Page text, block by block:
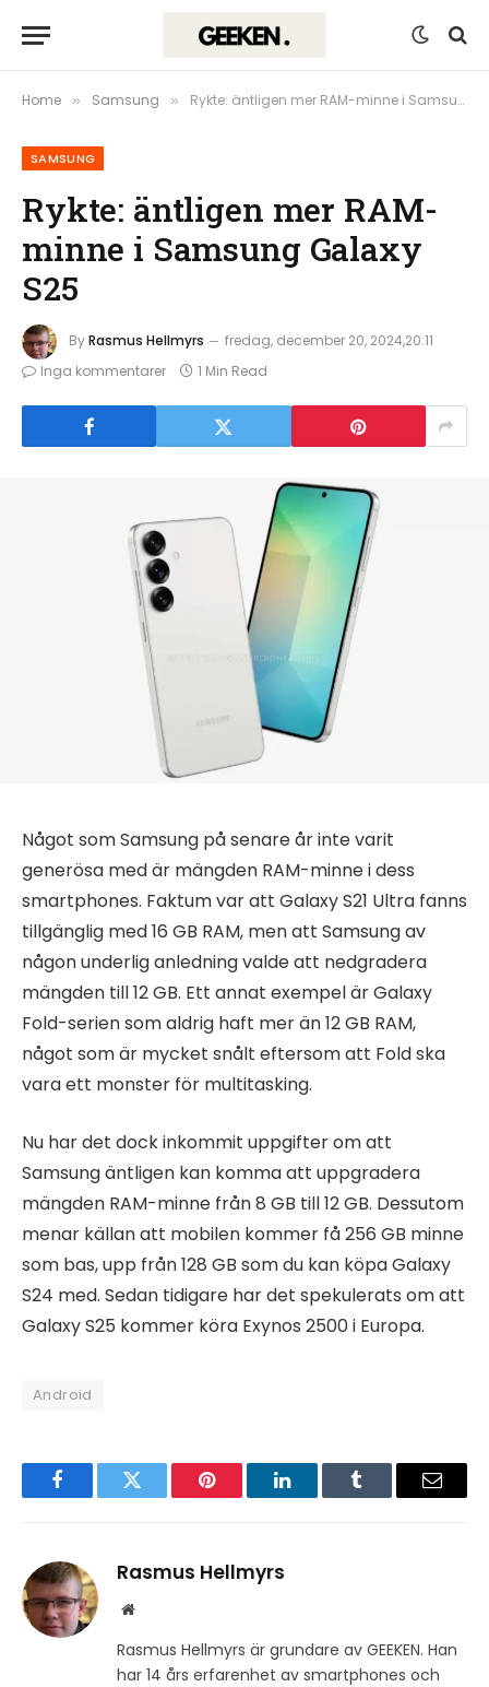
Home » Samsung » Rykte: äntligen mer RAM-minne i Samsung Galaxy S25
SAMSUNG
Rykte: äntligen mer RAM-
minne i Samsung Galaxy
S25
ByRasmus Hellmyrs
fredag, december 20, 2024,20:11
Inga kommentarer
1 Min Read
Något som Samsung på senare år inte varit
generösa med är mängden RAM-minne i dess
smartphones. Faktum var att Galaxy S21 Ultra fanns
tillgänglig med 16 GB RAM, men att Samsung av
någon underlig anledning valde att nedgradera
mängden till 12 GB. Ett annat exempel är Galaxy
Fold-serien som aldrig haft mer än 12 GB RAM,
något som är mycket snålt eftersom att Fold ska
vara ett monster för multitasking.
Nu har det dock inkommit uppgifter om att
Samsung äntligen kan komma att uppgradera
mängden RAM-minne från 8 GB till 12 GB. Dessutom
menar källan att mobilen kommer få 256 GB minne
som bas, upp från 128 GB som du kan köpa Galaxy
S24 med. Sedan tidigare har det spekulerats om att
Galaxy S25 kommer köra Exynos 2500 i Europa.
Android
FacebookTwitter Pinterest LinkedInTumblr Email
Rasmus Hellmyrs
Website
Rasmus Hellmyrs är grundare av GEEKEN. Han
har 14 års erfarenhet av smartphones och